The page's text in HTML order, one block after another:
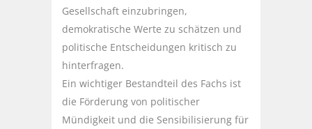
Gesellschaft einzubringen,
demokratische Werte zu schätzen und
politische Entscheidungen kritisch zu
hinterfragen.
Ein wichtiger Bestandteil des Fachs ist
die Förderung von politischer
Mündigkeit und die Sensibilisierung für